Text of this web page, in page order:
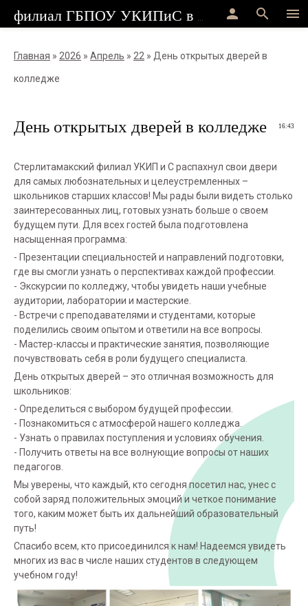
menu
search
person
Главная » 2026 » Апрель » 22 » День открытых дверей в
колледже
16:43
День открытых дверей в колледже
Стерлитамакский филиал УКИП и С распахнул свои двери
для самых любознательных и целеустремленных –
школьников старших классов! Мы рады были видеть столько
заинтересованных лиц, готовых узнать больше о своем
будущем пути. Для всех гостей была подготовлена
насыщенная программа:
- Презентации специальностей и направлений подготовки,
где вы смогли узнать о перспективах каждой профессии.
- Экскурсии по колледжу, чтобы увидеть наши учебные
аудитории, лаборатории и мастерские.
- Встречи с преподавателями и студентами, которые
поделились своим опытом и ответили на все вопросы.
- Мастер-классы и практические занятия, позволяющие
почувствовать себя в роли будущего специалиста.
День открытых дверей – это отличная возможность для
школьников:
- Определиться с выбором будущей профессии.
- Познакомиться с атмосферой нашего колледжа.
- Узнать о правилах поступления и условиях обучения.
- Получить ответы на все волнующие вопросы от наших
педагогов.
Мы уверены, что каждый, кто сегодня посетил нас, унес с
собой заряд положительных эмоций и четкое понимание
того, каким может быть их дальнейший образовательный
путь!
Спасибо всем, кто присоединился к нам! Надеемся увидеть
многих из вас в числе наших студентов в следующем
учебном году!